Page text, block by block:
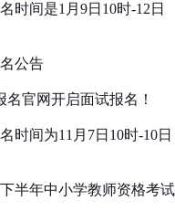
时间是1月9日10时-12日
公告
名官网开启面试报名！
时间为11月7日10时-10日
半年中小学教师资格考试